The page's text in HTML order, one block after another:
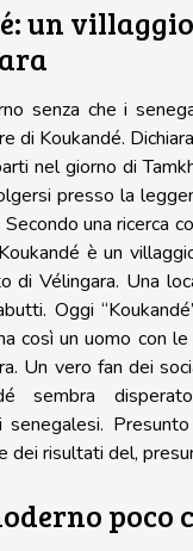
un
senza che i
di Koukandé.
nel giorno di
presso la
una ricerca
è un
di Vélingara. Una
Oggi
così un uomo con
Un vero fan dei
sembra
senegalesi.
dei risultati del,
poco